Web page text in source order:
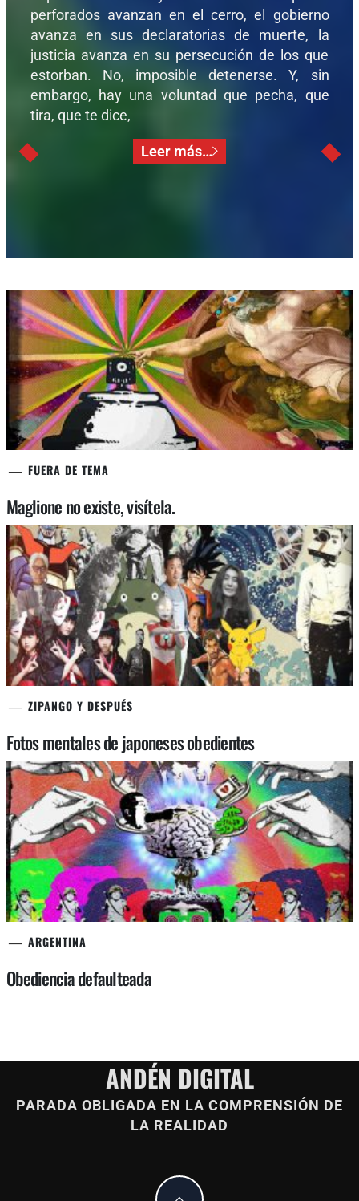
perforados avanzan en el cerro, el gobierno
avanza en sus declaratorias de muerte, la
justicia avanza en su persecución de los que
estorban. No, imposible detenerse. Y, sin
embargo, hay una voluntad que pecha, que
tira, que te dice,
Leer más…
FUERA DE TEMA
Maglione no existe, visítela.
ZIPANGO Y DESPUÉS
Fotos mentales de japoneses obedientes
ARGENTINA
Obediencia defaulteada
ANDÉN DIGITAL
PARADA OBLIGADA EN LA COMPRENSIÓN DE
LA REALIDAD